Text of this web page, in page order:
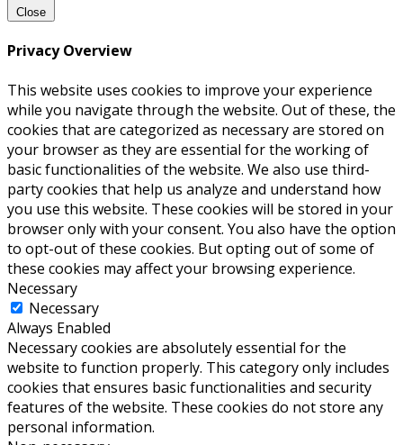
Close
Privacy Overview
This website uses cookies to improve your experience
while you navigate through the website. Out of these, the
cookies that are categorized as necessary are stored on
your browser as they are essential for the working of
basic functionalities of the website. We also use third-
party cookies that help us analyze and understand how
you use this website. These cookies will be stored in your
browser only with your consent. You also have the option
to opt-out of these cookies. But opting out of some of
these cookies may affect your browsing experience.
Necessary
Necessary
Always Enabled
Necessary cookies are absolutely essential for the
website to function properly. This category only includes
cookies that ensures basic functionalities and security
features of the website. These cookies do not store any
personal information.